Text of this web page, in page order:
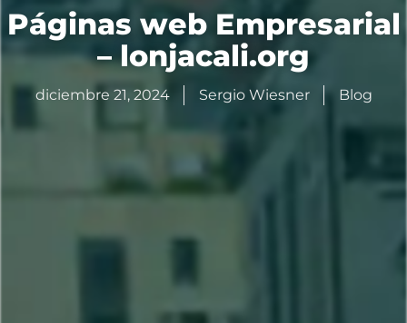
Páginas web Empresarial
– lonjacali.org
diciembre 21, 2024 Sergio Wiesner Blog